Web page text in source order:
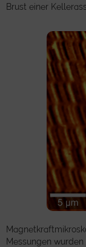
Brust einer
Messungen